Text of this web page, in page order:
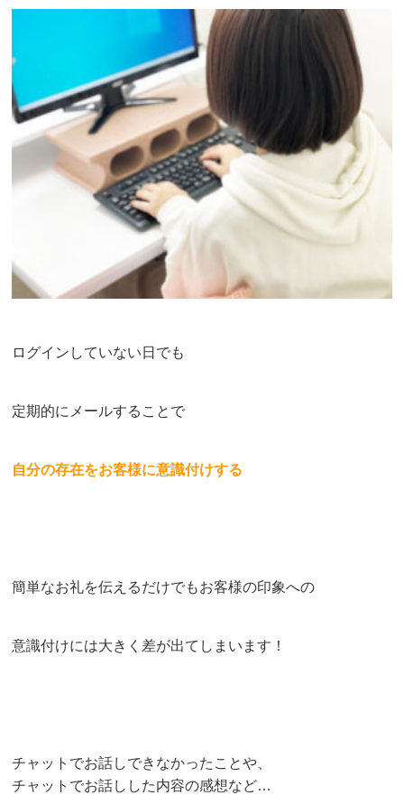
ログインしていない日でも
定期的にメールすることで
自分の存在をお客様に意識付けする
簡単なお礼を伝えるだけでもお客様の印象への
意識付けには大きく差が出てしまいます！
チャットでお話しできなかったことや、
チャットでお話しした内容の感想など…